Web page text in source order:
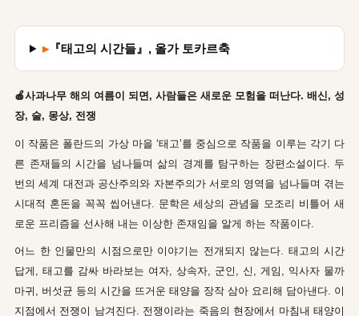
▸『태고의 시간들』, 올가 토카르축
🍎사과나무 해의 여름이 되면, 사람들은 새로운 모험을 떠난다. 배신, 성
장, 술, 몽상, 전쟁
이 작품은 폴란드의 가상 마을 ‘태고’를 중심으로 작품을 이루는 각기 다
른 존재들의 시간을 넘나들며 삶의 경계를 탐구하는 장편소설이다. 두
번의 세계 대전과 공산주의와 자본주의가 서로의 영역을 넘나들며 겪는
시대적 혼돈을 꼭꼭 씹어낸다. 문학은 세상의 관념을 모조리 비틀어 새
로운 프리즘을 선사해 내는 이상한 존재임을 알게 하는 작품이다.
어느 한 인물만의 시점으로만 이야기는 전개되지 않는다. 태고의 시간
답게, 태고를 감싸 바라보는 여자, 상속자, 군인, 신, 게임, 익사자 물까
마귀, 버섯균 등의 시간을 뜨거운 태양을 장작 삼아 요리해 담아낸다. 이
지점에서 전쟁이 남겨진다. 전쟁이라는 죽음의 현장에서 마침내 태양이